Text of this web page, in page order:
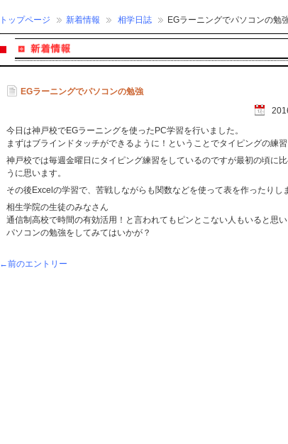
トップページ 新着情報 相学日誌 EGラーニングでパソコンの勉
EGラーニングでパソコンの勉強
今日は神戸校でEGラーニングを使ったPC学習を行いました。
まずはブラインドタッチができるように！ということでタイピングの練習
神戸校では毎週金曜日にタイピング練習をしているのですが最初の頃に
うに思います。
その後Excelの学習で、苦戦しながらも関数などを使って表を作ったりし
相生学院の生徒のみなさん
通信制高校で時間の有効活用！と言われてもピンとこない人もいると思
パソコンの勉強をしてみてはいかが？
←前のエントリー